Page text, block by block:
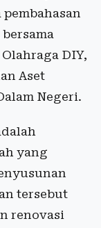
DIY,
Aset
Negeri.
yang
tersebut
renovasi